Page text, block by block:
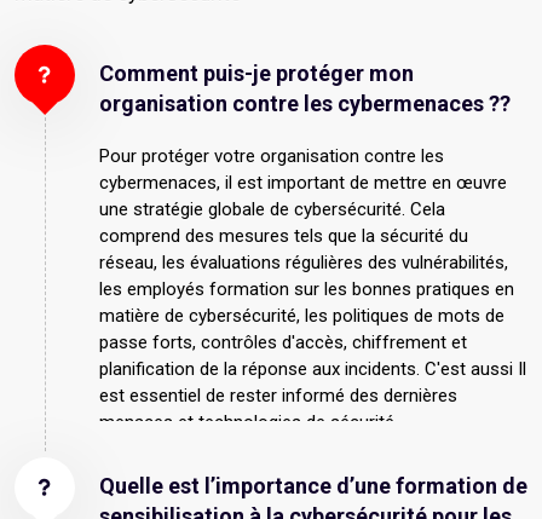
Comment puis-je protéger mon
organisation contre les cybermenaces ??
Pour protéger votre organisation contre les
cybermenaces, il est important de mettre en œuvre
une stratégie globale de cybersécurité. Cela
comprend des mesures tels que la sécurité du
réseau, les évaluations régulières des vulnérabilités,
les employés formation sur les bonnes pratiques en
matière de cybersécurité, les politiques de mots de
passe forts, contrôles d'accès, chiffrement et
planification de la réponse aux incidents. C'est aussi Il
est essentiel de rester informé des dernières
menaces et technologies de sécurité.
Quelle est l’importance d’une formation de